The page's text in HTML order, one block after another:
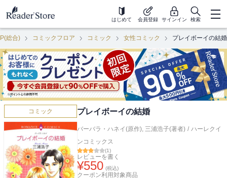
はじめて 会員登録 サインイン 検索
総合) コミックフロア コミック 女性コミック プレイボーイの結婚
コミック プレイボーイの結婚
バーバラ・ハネイ(原作), 三浦浩子(著者) / ハーレクイ
ンコミックス
(1)
レビューを書く
¥550 (税込)
クーポン利用対象商品